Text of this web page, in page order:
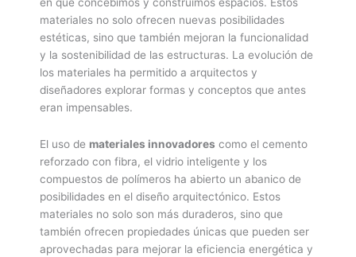
en que concebimos y construimos espacios. Estos
materiales no solo ofrecen nuevas posibilidades
estéticas, sino que también mejoran la funcionalidad
y la sostenibilidad de las estructuras. La evolución de
los materiales ha permitido a arquitectos y
diseñadores explorar formas y conceptos que antes
eran impensables.
El uso de materiales innovadores como el cemento
reforzado con fibra, el vidrio inteligente y los
compuestos de polímeros ha abierto un abanico de
posibilidades en el diseño arquitectónico. Estos
materiales no solo son más duraderos, sino que
también ofrecen propiedades únicas que pueden ser
aprovechadas para mejorar la eficiencia energética y